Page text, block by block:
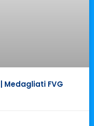
Medagliati FVG